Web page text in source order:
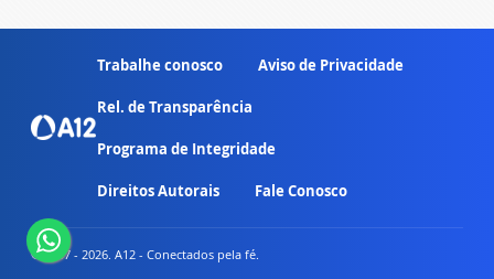
Trabalhe conosco Aviso de Privacidade
Rel. de Transparência
Programa de Integridade
Direitos Autorais Fale Conosco
© 2007 - 2026. A12 - Conectados pela fé.